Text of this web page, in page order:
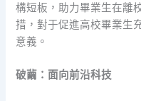
構短板，助力畢業生在離
措，對于促進高校畢業生
意義。
破繭：面向前沿科技